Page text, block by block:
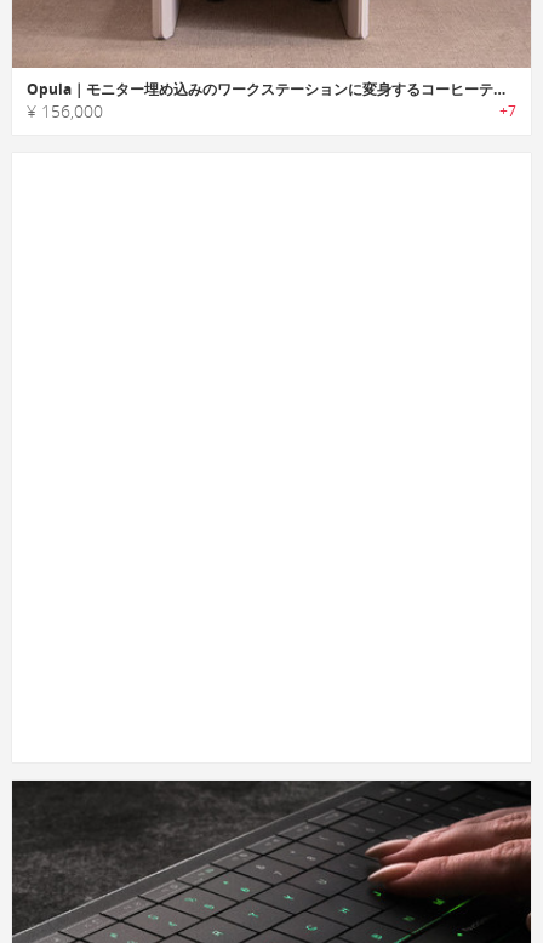
Opula｜モニター埋め込みのワークステーションに変身するコーヒーテーブル
¥ 156,000 +7